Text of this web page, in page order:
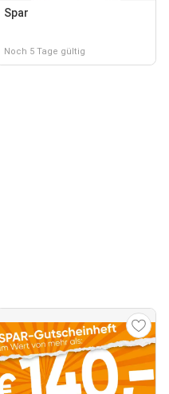
Spar
Noch 5 Tage gültig